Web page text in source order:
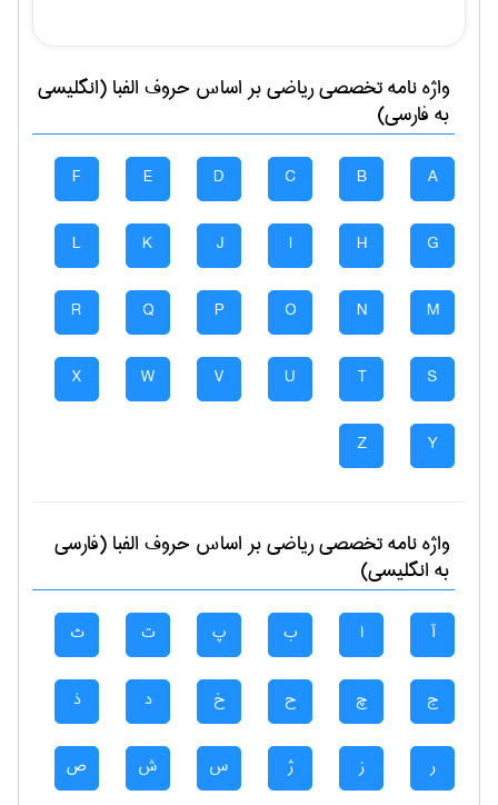
واژه نامه تخصصیرياضیبر اساس حروف الفبا (انگلیسی
به فارسی)
A
B
C
D
E
F
G
H
I
J
K
L
M
N
O
P
Q
R
S
T
U
V
W
X
Y
Z
واژه نامه تخصصیرياضیبر اساس حروف الفبا (فارسی
به انگلیسی)
آ ا ب پ ت ث
ج چ ح خ د ذ
ر ز ژ س ش ص